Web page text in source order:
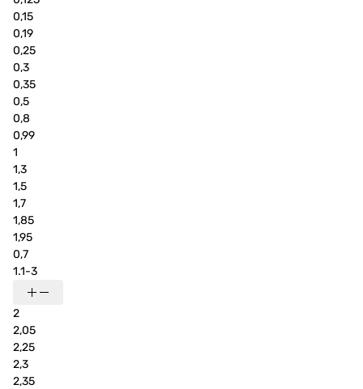
0,15
0,19
0,25
0,3
0,35
0,5
0,8
0,99
1
1,3
1,5
1,7
1,85
1,95
0,7
1.1-3
2
2,05
2,25
2,3
2,35